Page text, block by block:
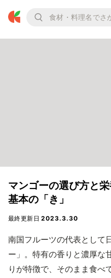
マンゴーの選び方と
基本の「き」
最終更新日2023.3.30
南国フルーツの代表として
ー」。特有の香りと濃厚な
りが特徴で、そのまま食べ